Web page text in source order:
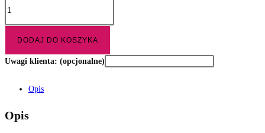
DODAJ DO KOSZYKA
Uwagi klienta: (opcjonalne)
Opis
Opis